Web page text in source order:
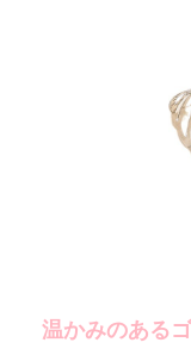
温かみのある